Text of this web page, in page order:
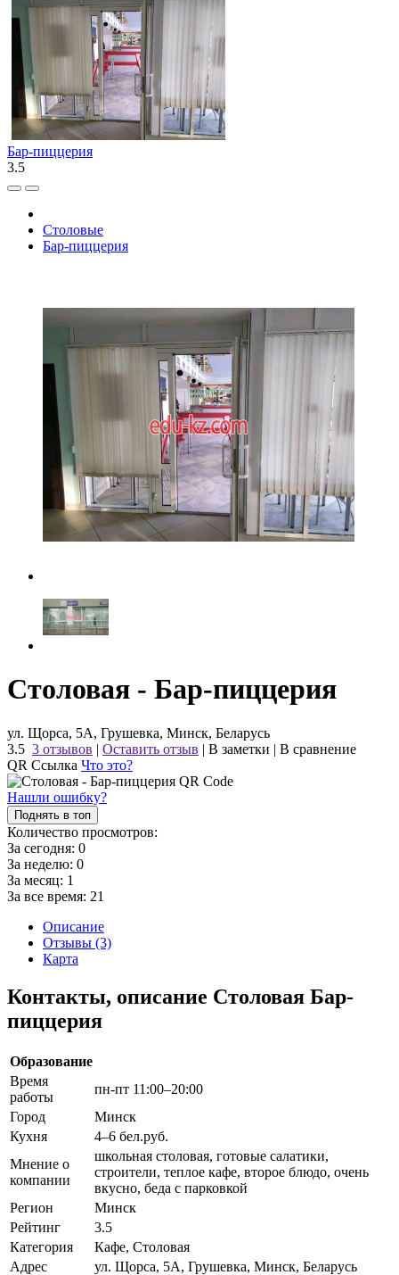
Бар-пиццерия
3.5
Столовые
Бар-пиццерия
Столовая - Бар-пиццерия
ул. Щорса, 5А, Грушевка, Минск, Беларусь
3.5 3 отзывов | Оставить отзыв | В заметки | В сравнение
QR Ссылка Что это?
Нашли ошибку?
Поднять в топ
Количество просмотров:
За сегодня: 0
За неделю: 0
За месяц: 1
За все время: 21
Описание
Отзывы (3)
Карта
Контакты, описание Столовая Бар-
пиццерия
Образование
Время
работы
пн-пт 11:00–20:00
Город
Минск
Кухня
4–6 бел.руб.
Мнение о
компании
школьная столовая, готовые салатики,
строители, теплое кафе, второе блюдо, очень
вкусно, беда с парковкой
Регион
Минск
Рейтинг
3.5
Категория
Кафе, Столовая
Адрес
ул. Щорса, 5А, Грушевка, Минск, Беларусь